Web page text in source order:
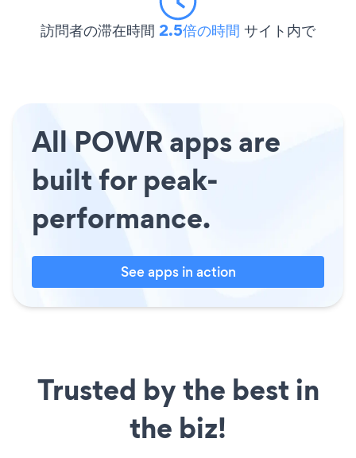
訪問者の滞在時間 2.5倍の時間 サイト内で
All POWR apps are
built for peak-
performance.
See apps in action
Trusted by the best in
the biz!